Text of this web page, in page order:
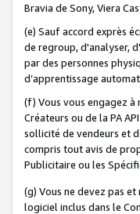
Bravia de Sony, Viera
(e) Sauf accord exprès
de regroup, d'analyser,
par des personnes
d’apprentissage
(f) Vous vous engagez
Créateurs ou de la PA
sollicité de vendeurs et
compris tout avis de
Publicitaire ou les
(g) Vous ne devez pas
logiciel inclus dans le